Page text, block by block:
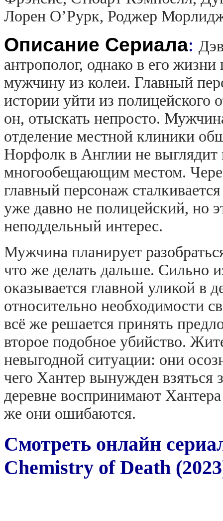
Лорен О’Рурк, Роджер
Описание Сериала:
антрополог, однако в его
мужчину из колеи. Главный
истории уйти из полицейского
он, отыскать непросто.
отделение местной клиники
Норфолк в Англии не
многообещающим местом.
главный персонаж
уже давно не полицейский, но
неподдельный интерес.
Мужчина планирует
что же делать дальше. Сильно
оказывается главной уликой в
относительно необходимости
всё же решается принять
второе подобное убийство.
невыгодной ситуации: они
чего Хантер вынужден взяться
деревне воспринимают
же они ошибаются.
Смотреть онлайн
Chemistry of Death